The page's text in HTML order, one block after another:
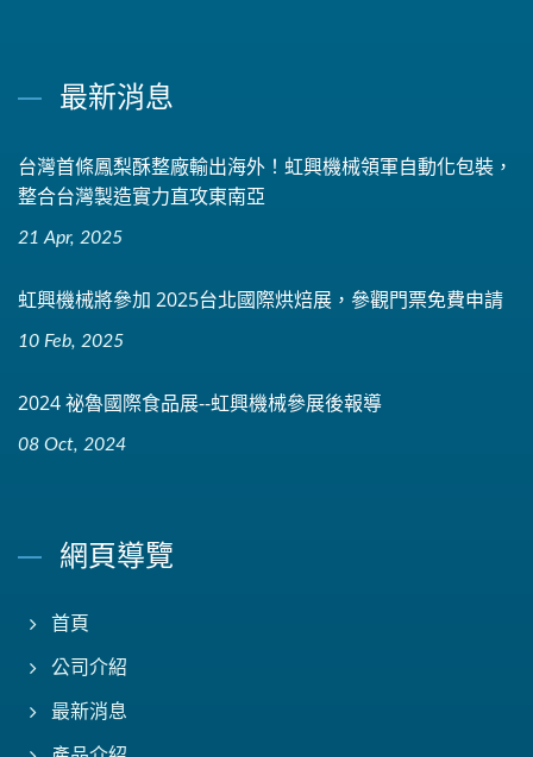
最新消息
台灣首條鳳梨酥整廠輸出海外！虹興機械領軍自動化包裝，
整合台灣製造實力直攻東南亞
21 Apr, 2025
虹興機械將參加 2025台北國際烘焙展，參觀門票免費申請
10 Feb, 2025
2024 祕魯國際食品展--虹興機械參展後報導
08 Oct, 2024
網頁導覽
首頁
公司介紹
最新消息